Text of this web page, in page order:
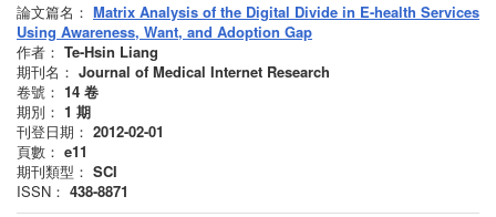
論文篇名： Matrix Analysis of the Digital Divide in E-health Services
Using Awareness, Want, and Adoption Gap
作者： Te-Hsin Liang
期刊名： Journal of Medical Internet Research
卷號： 14 卷
期別： 1 期
刊登日期： 2012-02-01
頁數： e11
期刊類型： SCI
ISSN： 438-8871